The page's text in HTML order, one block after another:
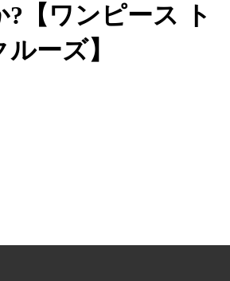
?【ワンピース ト
ーズ】